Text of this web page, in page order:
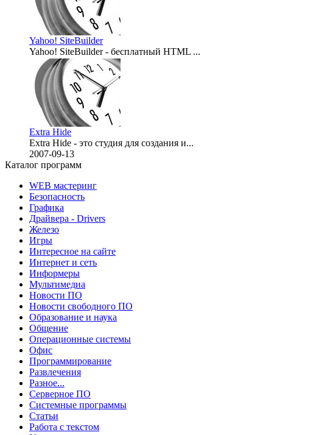
Yahoo! SiteBuilder
Yahoo! SiteBuilder - бесплатный HTML ...
2007-10-29
Extra Hide
Extra Hide - это студия для создания и...
2007-09-13
Каталог программ
WEB мастеринг
Безопасность
Графика
Драйвера - Drivers
Железо
Игры
Интересное на сайте
Интернет и сеть
Информеры
Мультимедиа
Новости ПО
Новости свободного ПО
Образование и наука
Общение
Операционные системы
Офис
Программирование
Развлечения
Разное...
Серверное ПО
Системные программы
Статьи
Работа с текстом